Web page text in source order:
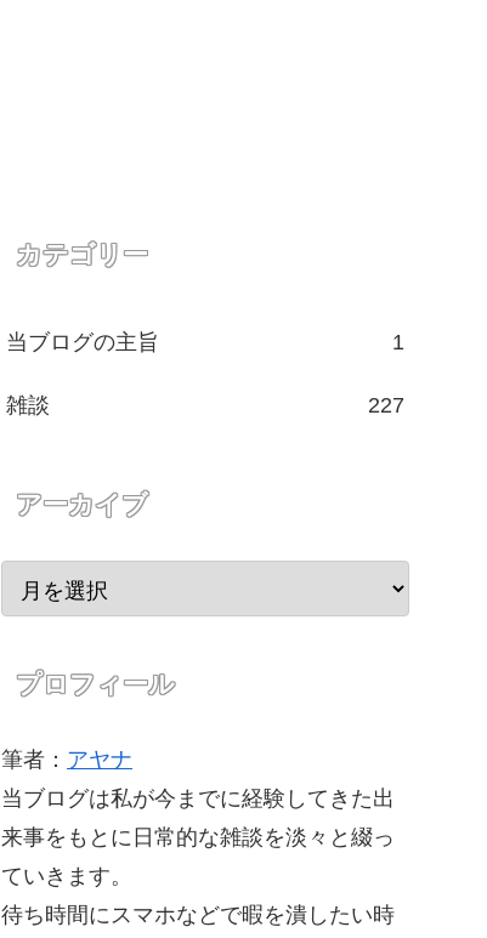
カテゴリー
当ブログの主旨 1
雑談 227
アーカイブ
プロフィール
筆者： アヤナ
当ブログは私が今までに経験してきた出
来事をもとに日常的な雑談を淡々と綴っ
ていきます。
待ち時間にスマホなどで暇を潰したい時